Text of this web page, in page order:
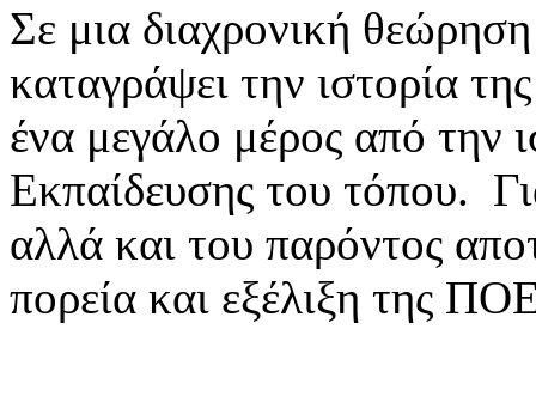
Σε μια διαχρονική
καταγράψει την ιστορία
ένα μεγάλο μέρος από την
Εκπαίδευσης του τόπου.
αλλά και του παρόντος
πορεία και εξέλιξη της